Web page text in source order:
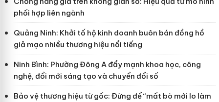
phối hợp liên ngành
Quảng Ninh: Khởi tố hộ kinh doanh buôn bán đồng hồ
giả mạo nhiều thương hiệu nổi tiếng
Ninh Bình: Phường Đông A đẩy mạnh khoa học, công
nghệ, đổi mới sáng tạo và chuyển đổi số
Bảo vệ thương hiệu từ gốc: Đừng để “mất bò mới lo làm